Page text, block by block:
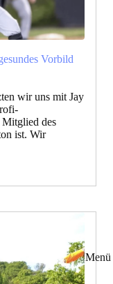
Menü
Vorbild
wir uns mit Jay
Mitglied des
ist. Wir